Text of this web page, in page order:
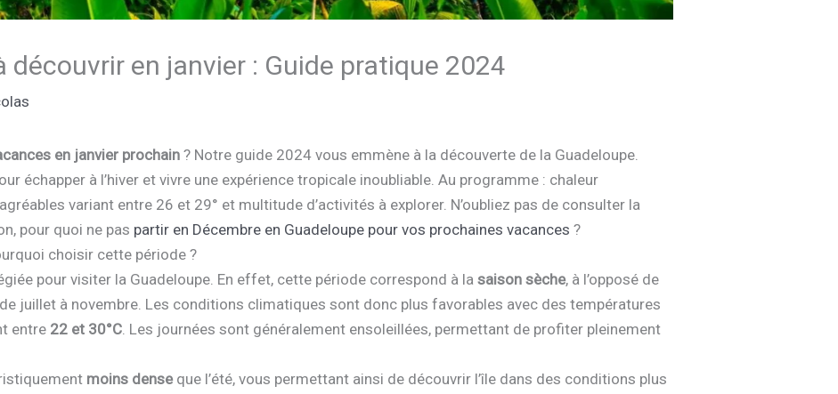
découvrir en janvier : Guide pratique 2024
en janvier prochain? Notre guide 2024 vous emmène à la découverte de la Guadeloupe.
échapper à l’hiver et vivre une expérience tropicale inoubliable. Au programme : chaleur
variant entre 26 et 29° et multitude d’activités à explorer. N’oubliez pas de consulter la
pour quoi ne pas partir en Décembre en Guadeloupe pour vos prochaines vacances ?
choisir cette période ?
pour visiter la Guadeloupe. En effet, cette période correspond à lasaison sèche, à l’opposé de
juillet à novembre. Les conditions climatiques sont donc plus favorables avec des températures
entre 22 et 30°C. Les journées sont généralement ensoleillées, permettant de profiter pleinement
moins denseque l’été, vous permettant ainsi de découvrir l’île dans des conditions plus